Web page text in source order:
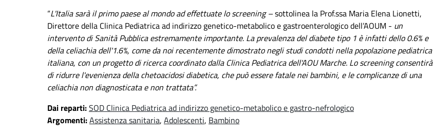
“L'Italia sarà il primo paese al mondo ad effettuate lo screening –sottolinea la Prof.ssa Maria Elena Lionetti,
Direttore della Clinica Pediatrica ad indirizzo genetico-metabolico e gastroenterologico dell’AOUM - un
intervento di Sanità Pubblica estremamente importante. La prevalenza del diabete tipo 1 è infatti dello 0.6% e
della celiachia dell'1.6%, come da noi recentemente dimostrato negli studi condotti nella popolazione pediatrica
italiana, con un progetto di ricerca coordinato dalla Clinica Pediatrica dell'AOU Marche. Lo screening consentirà
di ridurre l'evenienza della chetoacidosi diabetica, che può essere fatale nei bambini, e le complicanze di una
celiachia non diagnosticata e non trattata”.
Dai reparti:SOD Clinica Pediatrica ad indirizzo genetico-metabolico e gastro-nefrologico
Argomenti:Assistenza sanitaria, Adolescenti, Bambino